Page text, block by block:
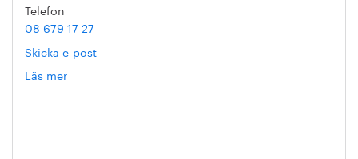
Telefon
08 679 17 27
Skicka e-post
Läs mer